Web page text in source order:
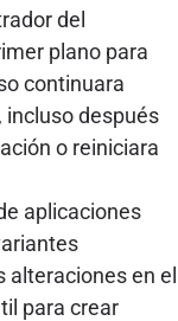
del
plano para
continuara
incluso después
o reiniciara
aplicaciones
en el
para crear